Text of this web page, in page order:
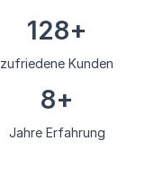
157+
zufriedene Kunden
10+
Jahre Erfahrung